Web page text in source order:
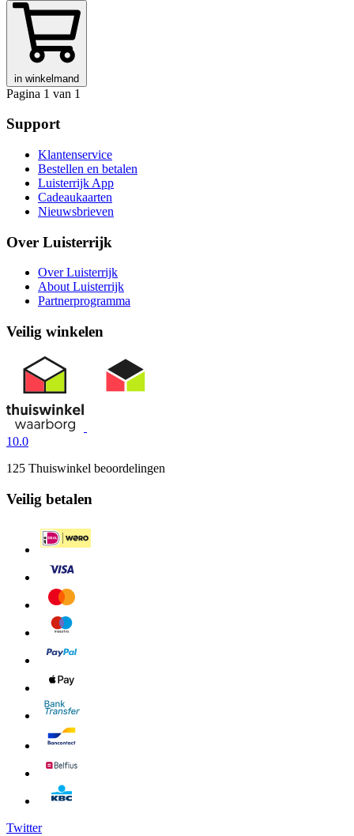
in winkelmand
Pagina 1 van 1
Support
Klantenservice
Bestellen en betalen
Luisterrijk App
Cadeaukaarten
Nieuwsbrieven
Over Luisterrijk
Over Luisterrijk
About Luisterrijk
Partnerprogramma
Veilig winkelen
10.0
125 Thuiswinkel beoordelingen
Veilig betalen
Twitter